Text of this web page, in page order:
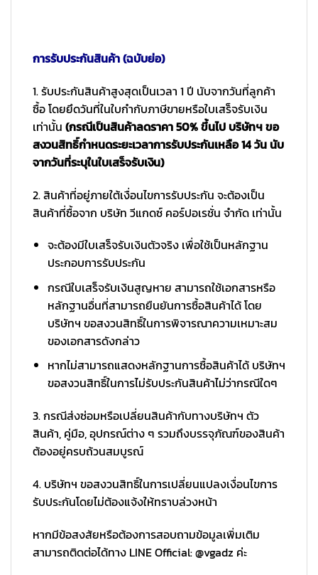
การรับประกันสินค้า (ฉบับย่อ)
1. รับประกันสินค้าสูงสุดเป็นเวลา 1 ปี นับจากวันที่ลูกค้า
ซื้อ โดยยึดวันที่ในใบกำกับภาษีขายหรือใบเสร็จรับเงิน
เท่านั้น (กรณีเป็นสินค้าลดราคา 50% ขึ้นไป บริษัทฯ ขอ
สงวนสิทธิ์กำหนดระยะเวลาการรับประกันเหลือ 14 วัน นับ
จากวันที่ระบุในใบเสร็จรับเงิน)
2. สินค้าที่อยู่ภายใต้เงื่อนไขการรับประกัน จะต้องเป็น
สินค้าที่ซื้อจาก บริษัท วีแกดซ์ คอร์ปอเรชั่น จำกัด เท่านั้น
จะต้องมีใบเสร็จรับเงินตัวจริง เพื่อใช้เป็นหลักฐาน
ประกอบการรับประกัน
กรณีใบเสร็จรับเงินสูญหาย สามารถใช้เอกสารหรือ
หลักฐานอื่นที่สามารถยืนยันการซื้อสินค้าได้ โดย
บริษัทฯ ขอสงวนสิทธิ์ในการพิจารณาความเหมาะสม
ของเอกสารดังกล่าว
หากไม่สามารถแสดงหลักฐานการซื้อสินค้าได้ บริษัทฯ
ขอสงวนสิทธิ์ในการไม่รับประกันสินค้าไม่ว่ากรณีใดๆ
3. กรณีส่งซ่อมหรือเปลี่ยนสินค้ากับทางบริษัทฯ ตัว
สินค้า, คู่มือ, อุปกรณ์ต่าง ๆ รวมถึงบรรจุภัณฑ์ของสินค้า
ต้องอยู่ครบถ้วนสมบูรณ์
4. บริษัทฯ ขอสงวนสิทธิ์ในการเปลี่ยนแปลงเงื่อนไขการ
รับประกันโดยไม่ต้องแจ้งให้ทราบล่วงหน้า
หากมีข้อสงสัยหรือต้องการสอบถามข้อมูลเพิ่มเติม
สามารถติดต่อได้ทาง LINE Official: @vgadz ค่ะ